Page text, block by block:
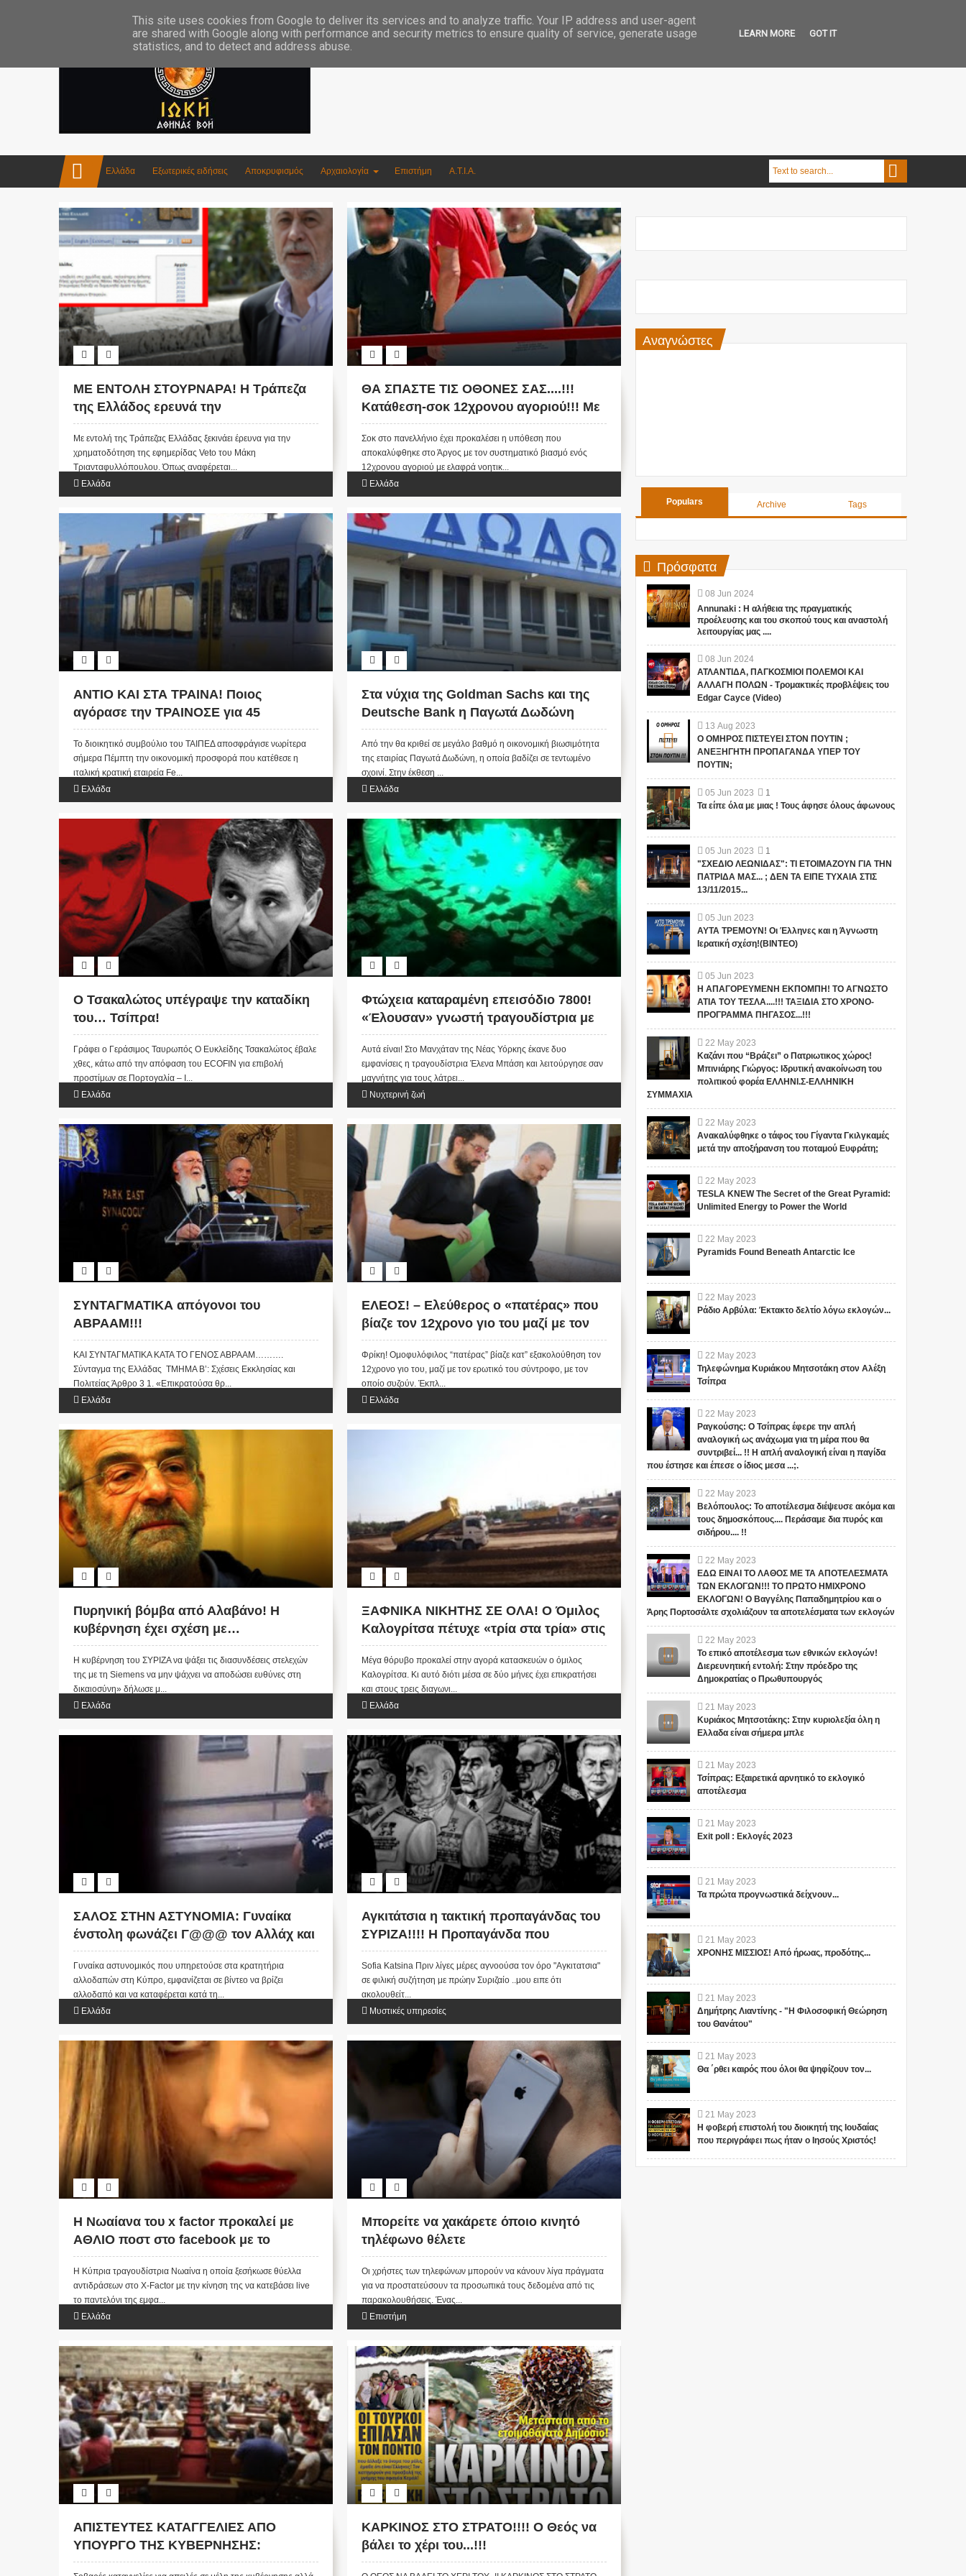
Ελλάδα Εξωτερικές ειδήσεις Αποκρυφισμός Αρχαιολογία Επιστήμη Α.Τ.Ι.Α.
ΜΕ ΕΝΤΟΛΗ ΣΤΟΥΡΝΑΡΑ! Η Τράπεζα
της Ελλάδος ερευνά την
χρηματοδότηση της εφημερίδας Veto
του Μάκη Τριανταφυλλόπουλου
Με εντολή της Τράπεζας Ελλάδας ξεκινάει έρευνα για την
χρηματοδότηση της εφημερίδας Veto του Μάκη
Τριανταφυλλόπουλου. Όπως αναφέρεται...
Ελλάδα
ΘΑ ΣΠΑΣΤΕ ΤΙΣ ΟΘΟΝΕΣ ΣΑΣ....!!!
Κατάθεση-σοκ 12χρονου αγοριού!!! Με
κρατούσε ο πατέρας μου και με βίαζε ο
φίλος του....
Σοκ στο πανελλήνιο έχει προκαλέσει η υπόθεση που
αποκαλύφθηκε στο Άργος με τον συστηματικό βιασμό ενός
12χρονου αγοριού με ελαφρά νοητικ...
Ελλάδα
ΑΝΤΙΟ ΚΑΙ ΣΤΑ ΤΡΑΙΝΑ! Ποιος
αγόρασε την ΤΡΑΙΝΟΣΕ για 45
εκατομμύρια ευρώ
Το διοικητικό συμβούλιο του ΤΑΙΠΕΔ αποσφράγισε νωρίτερα
σήμερα Πέμπτη την οικονομική προσφορά που κατέθεσε η
ιταλική κρατική εταιρεία Fe...
Ελλάδα
Στα νύχια της Goldman Sachs και της
Deutsche Bank η Παγωτά Δωδώνη
Από την θα κριθεί σε μεγάλο βαθμό η οικονομική βιωσιμότητα
της εταιρίας Παγωτά Δωδώνη, η οποία βαδίζει σε τεντωμένο
σχοινί. Στην έκθεση ...
Ελλάδα
Ο Τσακαλώτος υπέγραψε την καταδίκη
του… Τσίπρα!
Γράφει ο Γεράσιμος Ταυρωπός Ο Ευκλείδης Τσακαλώτος έβαλε
χθες, κάτω από την απόφαση του ECOFIN για επιβολή
προστίμων σε Πορτογαλία – Ι...
Ελλάδα
Φτώχεια καταραμένη επεισόδιο 7800!
«Έλουσαν» γνωστή τραγουδίστρια με
δολάρια αντί για γαρίφαλα (ΒΙΝΤΕΟ)
Αυτά είναι! Στο Μανχάταν της Νέας Υόρκης έκανε δυο
εμφανίσεις η τραγουδίστρια Έλενα Μπάση και λειτούργησε σαν
μαγνήτης για τους λάτρει...
Νυχτερινή ζωή
ΣΥΝΤΑΓΜΑΤΙΚΑ απόγονοι του
ΑΒΡΑΑΜ!!!
ΚΑΙ ΣΥΝΤΑΓΜΑΤΙΚΑ ΚΑΤΑ ΤΟ ΓΕΝΟΣ ΑΒΡΑΑΜ……….
Σύνταγμα της Ελλάδας ΤΜΗΜΑ Β’: Σχέσεις Εκκλησίας και
Πολιτείας Άρθρο 3 1. «Επικρατούσα θρ...
Ελλάδα
ΕΛΕΟΣ! – Ελεύθερος ο «πατέρας» που
βίαζε τον 12χρονο γιο του μαζί με τον
εραστή του (ΦΩΤΟ)
Φρίκη! Ομοφυλόφιλος “πατέρας” βίαζε κατ” εξακολούθηση τον
12χρονο γιο του, μαζί με τον ερωτικό του σύντροφο, με τον
οποίο συζούν. Έκπλ...
Ελλάδα
Πυρηνική βόμβα από Αλαβάνο! Η
κυβέρνηση έχει σχέση με…
Η κυβέρνηση του ΣΥΡΙΖΑ να ψάξει τις διασυνδέσεις στελεχών
της με τη Siemens να μην ψάχνει να αποδώσει ευθύνες στη
δικαιοσύνη» δήλωσε μ...
Ελλάδα
ΞΑΦΝΙΚΑ ΝΙΚΗΤΗΣ ΣΕ ΟΛΑ! Ο Όμιλος
Καλογρίτσα πέτυχε «τρία στα τρία» στις
εργολαβίες! Οι γκρίνιες για τις υψηλές
εκπτώσεις
Μέγα θόρυβο προκαλεί στην αγορά κατασκευών ο όμιλος
Καλογρίτσα. Κι αυτό διότι μέσα σε δύο μήνες έχει επικρατήσει
και στους τρεις διαγωνι...
Ελλάδα
ΣΑΛΟΣ ΣΤΗΝ ΑΣΤΥΝΟΜΙΑ: Γυναίκα
ένστολη φωνάζει Γ@@@ τον Αλλάχ και
τη μάνα σου σε αλλοδαπό (ΒΙΝΤΕΟ)
Γυναίκα αστυνομικός που υπηρετούσε στα κρατητήρια
αλλοδαπών στη Κύπρο, εμφανίζεται σε βίντεο να βρίζει
αλλοδαπό και να καταφέρεται κατά τη...
Ελλάδα
Αγκιτάτσια η τακτική προπαγάνδας του
ΣΥΡΙΖΑ!!!! Η Προπαγάνδα που
χρησιμοποιεί την υποβολή για την
κινητοποίηση των μαζών προς την
ανατροπή καθεστώτων !!!
Sofia Katsina Πριν λίγες μέρες αγνοούσα τον όρο "Αγκιτατσια"
σε φιλική συζήτηση με πρώην Συριζαίο ..μου ειπε ότι
ακολουθείτ...
Μυστικές υπηρεσίες
Η Νωαίανα του x factor προκαλεί με
ΑΘΛΙΟ ποστ στο facebook με το
πρόσωπο του Ιησού Χριστού!(ΦΩΤΟ)
Η Κύπρια τραγουδίστρια Νωαίνα η οποία ξεσήκωσε θύελλα
αντιδράσεων στο X-Factor με την κίνηση της να κατεβάσει live
το παντελόνι της εμφα...
Ελλάδα
Μπορείτε να χακάρετε όποιο κινητό
τηλέφωνο θέλετε
Οι χρήστες των τηλεφώνων μπορούν να κάνουν λίγα πράγματα
για να προστατεύσουν τα προσωπικά τους δεδομένα από τις
παρακολουθήσεις. Ένας...
Επιστήμη
ΑΠΙΣΤΕΥΤΕΣ ΚΑΤΑΓΓΕΛΙΕΣ ΑΠΟ
ΥΠΟΥΡΓΟ ΤΗΣ ΚΥΒΕΡΝΗΣΗΣ:
«Δεχόμαστε εκβιασμούς και απειλές
ΚΑΡΚΙΝΟΣ ΣΤΟ ΣΤΡΑΤΟ!!!! Ο Θεός να
βάλει το χέρι του...!!!
Αναγνώστες
Populars Archive Tags
Πρόσφατα
08 Jun 2024
Annunaki : Η αλήθεια της πραγματικής
προέλευσης και του σκοπού τους και αναστολή
λειτουργίας μας ....
08 Jun 2024
ΑΤΛΑΝΤΙΔΑ, ΠΑΓΚΟΣΜΙΟΙ ΠΟΛΕΜΟΙ ΚΑΙ
ΑΛΛΑΓΗ ΠΟΛΩΝ - Τρομακτικές προβλέψεις του
Edgar Cayce (Video)
13 Aug 2023
Ο ΟΜΗΡΟΣ ΠΙΣΤΕΥΕΙ ΣΤΟΝ ΠΟΥΤΙΝ ;
ΑΝΕΞΗΓΗΤΗ ΠΡΟΠΑΓΑΝΔΑ ΥΠΕΡ ΤΟΥ
ΠΟΥΤΙΝ;
05 Jun 2023
1
Τα είπε όλα με μιας ! Τους άφησε όλους άφωνους
05 Jun 2023
1
"ΣΧΕΔΙΟ ΛΕΩΝΙΔΑΣ": ΤΙ ΕΤΟΙΜΑΖΟΥΝ ΓΙΑ ΤΗΝ
ΠΑΤΡΙΔΑ ΜΑΣ... ; ΔΕΝ ΤΑ ΕΙΠΕ ΤΥΧΑΙΑ ΣΤΙΣ
13/11/2015...
05 Jun 2023
ΑΥΤΑ ΤΡΕΜΟΥΝ! Οι Έλληνες και η Άγνωστη
Ιερατική σχέση!(ΒΙΝΤΕΟ)
05 Jun 2023
Η ΑΠΑΓΟΡΕΥΜΕΝΗ ΕΚΠΟΜΠΗ! ΤΟ ΑΓΝΩΣΤΟ
ΑΤΙΑ ΤΟΥ ΤΕΣΛΑ....!!! ΤΑΞΙΔΙΑ ΣΤΟ ΧΡΟΝΟ-
ΠΡΟΓΡΑΜΜΑ ΠΗΓΑΣΟΣ...!!!
22 May 2023
Καζάνι που “Βράζει” ο Πατριωτικος χώρος!
Μπινιάρης Γιώργος: Ιδρυτική ανακοίνωση του
πολιτικού φορέα ΕΛΛΗΝΙ.Σ-ΕΛΛΗΝΙΚΗ
ΣΥΜΜΑΧΙΑ
22 May 2023
Ανακαλύφθηκε ο τάφος του Γίγαντα Γκιλγκαμές
μετά την αποξήρανση του ποταμού Ευφράτη;
22 May 2023
TESLA KNEW The Secret of the Great Pyramid:
Unlimited Energy to Power the World
22 May 2023
Pyramids Found Beneath Antarctic Ice
22 May 2023
Ράδιο Αρβύλα: Έκτακτο δελτίο λόγω εκλογών...
22 May 2023
Τηλεφώνημα Κυριάκου Μητσοτάκη στον Αλέξη
Τσίπρα
22 May 2023
Ραγκούσης: Ο Τσίπρας έφερε την απλή
αναλογική ως ανάχωμα για τη μέρα που θα
συντριβεί... !! Η απλή αναλογική είναι η παγίδα
που έστησε και έπεσε ο ίδιος μεσα ...;.
22 May 2023
Βελόπουλος: Το αποτέλεσμα διέψευσε ακόμα και
τους δημοσκόπους.... Περάσαμε δια πυρός και
σιδήρου.... !!
22 May 2023
ΕΔΩ ΕΙΝΑΙ ΤΟ ΛΑΘΟΣ ΜΕ ΤΑ ΑΠΟΤΕΛΕΣΜΑΤΑ
ΤΩΝ ΕΚΛΟΓΩΝ!!! ΤΟ ΠΡΩΤΟ ΗΜΙΧΡΟΝΟ
ΕΚΛΟΓΩΝ! Ο Βαγγέλης Παπαδημητρίου και ο
Άρης Πορτοσάλτε σχολιάζουν τα αποτελέσματα των εκλογών
22 May 2023
Το επικό αποτέλεσμα των εθνικών εκλογών!
Διερευνητική εντολή: Στην πρόεδρο της
Δημοκρατίας ο Πρωθυπουργός
21 May 2023
Κυριάκος Μητσοτάκης: Στην κυριολεξία όλη η
Ελλαδα είναι σήμερα μπλε
21 May 2023
Τσίπρας: Εξαιρετικά αρνητικό το εκλογικό
αποτέλεσμα
21 May 2023
Exit poll : Εκλογές 2023
21 May 2023
Τα πρώτα προγνωστικά δείχνουν...
21 May 2023
ΧΡΟΝΗΣ ΜΙΣΣΙΟΣ! Από ήρωας, προδότης...
21 May 2023
Δημήτρης Λιαντίνης - "Η Φιλοσοφική Θεώρηση
του Θανάτου"
21 May 2023
Θα ΄ρθει καιρός που όλοι θα ψηφίζουν τον...
21 May 2023
Η φοβερή επιστολή του διοικητή της Ιουδαίας
που περιγράφει πως ήταν ο Ιησούς Χριστός!
This site uses cookies from Google to deliver its services and to analyze traffic. Your IP address and user-agent
are shared with Google along with performance and security metrics to ensure quality of service, generate usage
statistics, and to detect and address abuse.
LEARN MORE GOT IT